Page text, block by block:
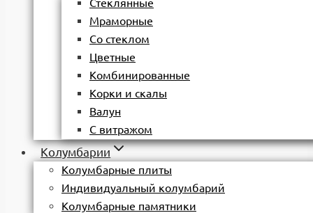
Стеклянные
Мраморные
Со стеклом
Цветные
Комбинированные
Корки и скалы
Валун
С витражом
Колумбарии
Колумбарные плиты
Индивидуальный колумбарий
Колумбарные памятники